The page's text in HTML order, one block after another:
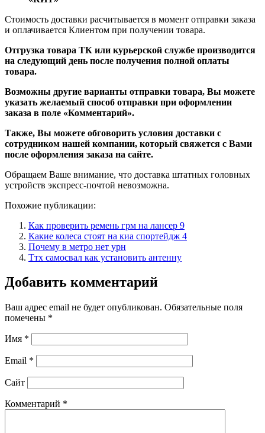
Стоимость доставки расчитывается в момент отправки заказа
и оплачивается Клиентом при получении товара.
Отгрузка товара ТК или курьерской службе производится
на следующий день после получения полной оплаты
товара.
Возможны другие варианты отправки товара, Вы можете
указать желаемый способ отправки при оформлении
заказа в поле «Комментарий».
Также, Вы можете обговорить условия доставки с
сотрудником нашей компании, который свяжется с Вами
после оформления заказа на сайте.
Обращаем Ваше внимание, что доставка штатных головных
устройств экспресс-почтой невозможна.
Похожие публикации:
Как проверить ремень грм на лансер 9
Какие колеса стоят на киа спортейдж 4
Почему в метро нет урн
Ттх самосвал как установить антенну
Добавить комментарий
Ваш адрес email не будет опубликован. Обязательные поля
помечены *
Имя *
Email *
Сайт
Комментарий *